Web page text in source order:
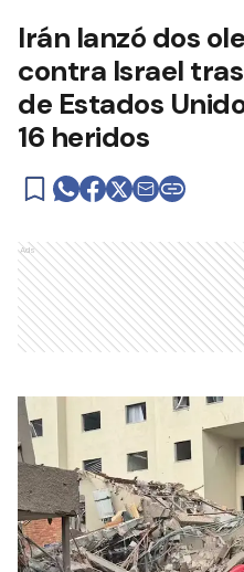
Irán lanzó dos
contra Israel
de Estados
16 heridos
Ads